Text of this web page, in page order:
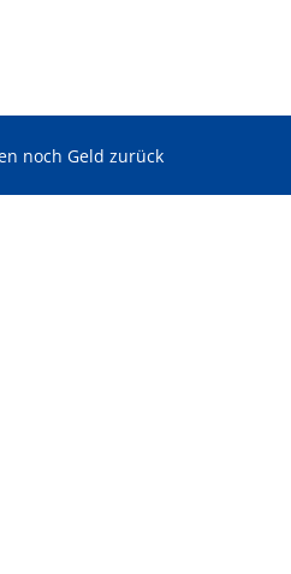
noch Geld zurück